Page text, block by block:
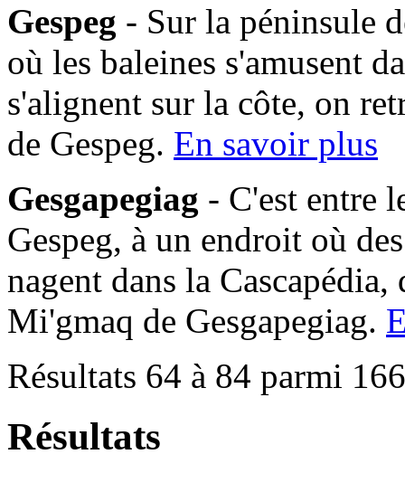
Gespeg - Sur la péninsule
où les baleines s'amusent
s'alignent sur la côte, on
de Gespeg. En savoir plus
Gesgapegiag - C'est entre
Gespeg, à un endroit où
nagent dans la
Mi'gmaq de Gesgapegiag.
Résultats 64 à 84 parmi 166
Résultats